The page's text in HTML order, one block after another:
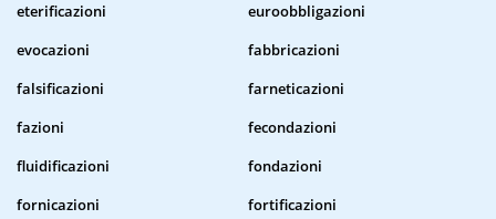
eterificazioni
euroobbligazioni
evocazioni
fabbricazioni
falsificazioni
farneticazioni
fazioni
fecondazioni
fluidificazioni
fondazioni
fornicazioni
fortificazioni